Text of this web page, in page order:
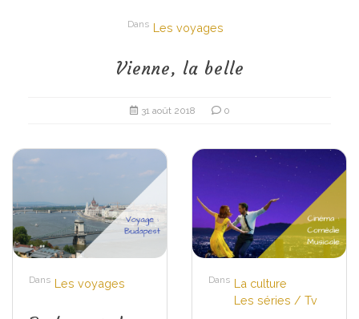
Dans Les voyages
Vienne, la belle
31 août 2018 0
Dans Les voyages Dans La culture
Les séries / Tv